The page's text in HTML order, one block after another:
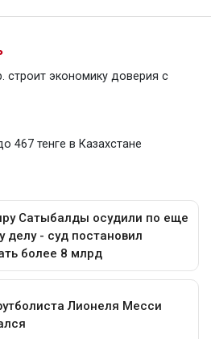
строит экономику доверия с
467 тенге в Казахстане